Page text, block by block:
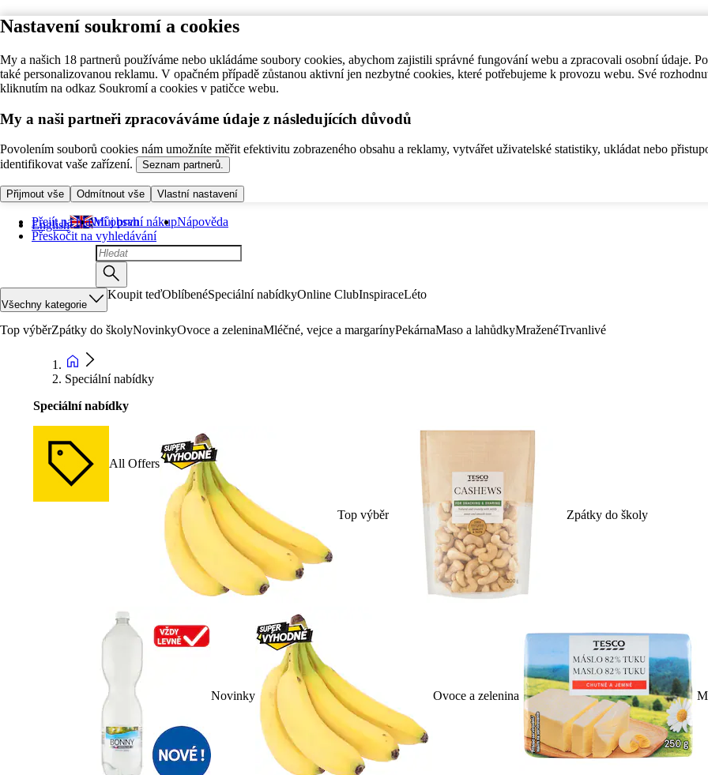
Nastavení soukromí a cookies
My a našich 18 partnerů používáme nebo ukládáme soubory cookies, abychom zajistili správné fungování webu a zpracovali osobní údaje.
také personalizovanou reklamu. V opačném případě zůstanou aktivní jen nezbytné cookies, které potřebujeme k provozu webu. Své
kliknutím na odkaz Soukromí a cookies v patičce webu.
My a naši partneři zpracováváme údaje z následujících důvodů
Povolením souborů cookies nám umožníte měřit efektivitu zobrazeného obsahu a reklamy, vytvářet uživatelské statistiky, ukládat nebo
identifikovat vaše zařízení.
Seznam partnerů.
Přijmout vše Odmítnout vše Vlastní nastavení
Přejít na hlavní obsah
Přeskočit na vyhledávání
English Můj první nákupNápověda
Všechny kategorie
Koupit teďOblíbenéSpeciální nabídkyOnline ClubInspiraceLéto
Top výběrZpátky do školyNovinkyOvoce a zeleninaMléčné, vejce a margarínyPekárnaMaso a lahůdkyMraženéTrvanlivé
Speciální nabídky
Speciální nabídky
All Offers
Top výběr Zpátky do školy
Novinky Ovoce a zelenina